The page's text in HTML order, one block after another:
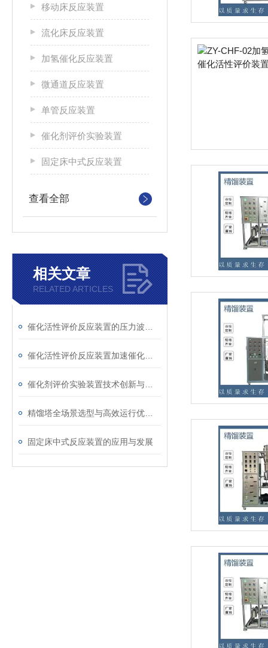
移动床反应装置
流化床反应装置
加氢催化反应装置
微通道反应装置
单管反应装置
催化剂评价实验装置
固定床中式反应装置
查看全部
相关文章
RELATED ARTICLES
固定床中式反应装置的应用与发展